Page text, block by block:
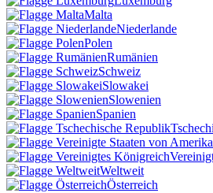
Malta
Niederlande
Polen
Rumänien
Schweiz
Slowakei
Slowenien
Spanien
Weltweit
Österreich